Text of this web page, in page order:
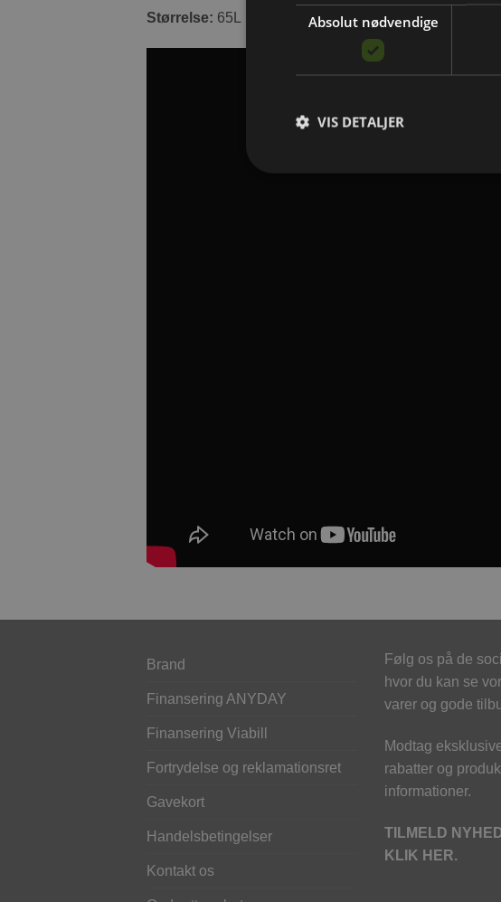
Størrelse: 65L
Brand
Finansering ANYDAY
Finansering Viabill
Fortrydelse og reklamationsret
Gavekort
Handelsbetingelser
Kontakt os
Følg os på de
hvor du kan se
varer og gode
Modtag
rabatter og
informationer.
TILMELD
KLIK HER.
Absolut nødvendige
VIS DETALJER